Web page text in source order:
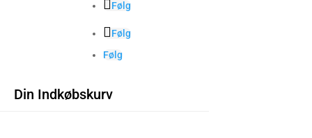
Følg
Følg
Følg
Din Indkøbskurv